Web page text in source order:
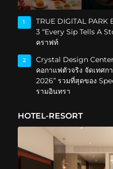
1
TRUE DIGITAL PARK
3 “Every Sip Tells A
คราฟท์
2
Crystal Design
คอกาแฟตัวจริง จัดเทศก
2026” รวมที่สุดของ
รามอินทรา
HOTEL-RESORT